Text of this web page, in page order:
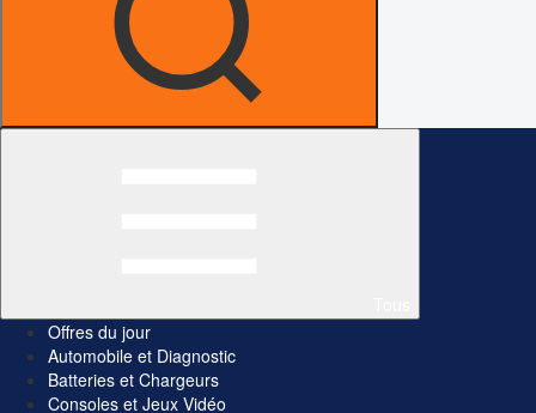
Offres du jour
Automobile et Diagnostic
Batteries et Chargeurs
Consoles et Jeux Vidéo